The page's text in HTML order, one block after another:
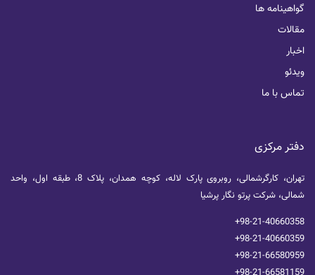
گواهینامه ها
مقالات
اخبار
ویدئو
تماس با ما
دفتر مرکزی
تهران، کارگرشمالی، روبروی پارک لاله، کوچه همدان، پلاک 8، طبقه اول، واحد
شمالی، شرکت پرتو نگار پرشیا
+98-21-40660358
+98-21-40660359
+98-21-66580959